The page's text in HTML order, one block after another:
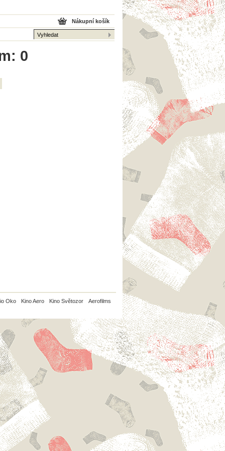
Nákupní košík
0
Oko Kino Aero Kino Světozor Aerofilms